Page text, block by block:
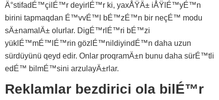
Ä°stifadÉ™çilÉ™r deyirlÉ™r ki, yaxÅŸÄ± iÅŸlÉ™yÉ™n
birini tapmaqdan É™vvÉ™l bÉ™zÉ™n bir neçÉ™ modu
sÄ±namalÄ± olurlar. DigÉ™rlÉ™ri bÉ™zi
yüklÉ™mÉ™lÉ™rin gözlÉ™nildiyindÉ™n daha uzun
sürdüyünü qeyd edir. Onlar proqramÄ±n bunu daha sürÉ™tli
edÉ™ bilmÉ™sini arzulayÄ±rlar.
Reklamlar bezdirici ola bilÉ™r